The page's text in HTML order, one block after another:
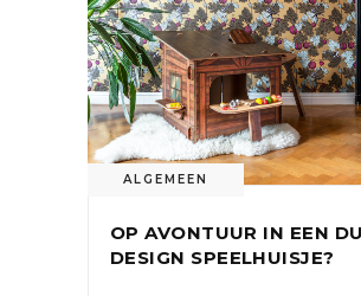
ALGEMEEN
OP AVONTUUR IN EEN
DESIGN SPEELHUISJE?